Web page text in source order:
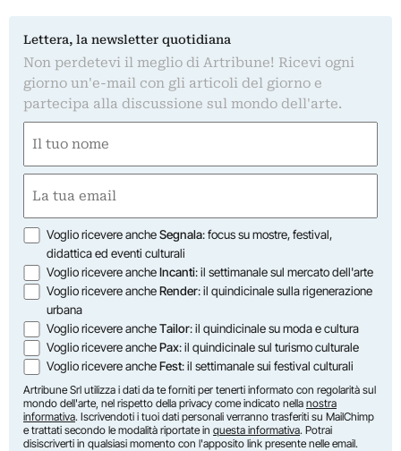
Lettera, la newsletter quotidiana
Non perdetevi il meglio di Artribune! Ricevi ogni
giorno un'e-mail con gli articoli del giorno e
partecipa alla discussione sul mondo dell'arte.
(Obbligatorio)
Nome
(Obbligatorio)
Opzioni
Voglio ricevere ancheSegnala: focus su mostre, festival,
didattica ed eventi culturali
Voglio ricevere ancheIncanti: il settimanale sul mercato dell'arte
Voglio ricevere ancheRender: il quindicinale sulla rigenerazione
urbana
Voglio ricevere ancheTailor: il quindicinale su moda e cultura
Voglio ricevere anchePax: il quindicinale sul turismo culturale
Voglio ricevere ancheFest: il settimanale sui festival culturali
Artribune Srl utilizza i dati da te forniti per tenerti informato con regolarità sul
mondo dell'arte, nel rispetto della privacy come indicato nella nostra
informativa. Iscrivendoti i tuoi dati personali verranno trasferiti su MailChimp
e trattati secondo le modalità riportate in questa informativa. Potrai
disiscriverti in qualsiasi momento con l'apposito link presente nelle email.